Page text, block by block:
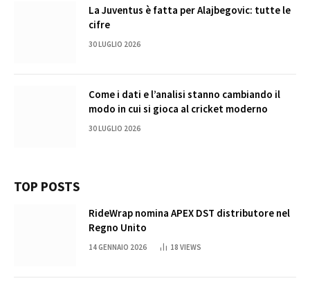
La Juventus è fatta per Alajbegovic: tutte le
cifre
30 LUGLIO 2026
Come i dati e l’analisi stanno cambiando il
modo in cui si gioca al cricket moderno
30 LUGLIO 2026
TOP POSTS
RideWrap nomina APEX DST distributore nel
Regno Unito
14 GENNAIO 2026 18 VIEWS